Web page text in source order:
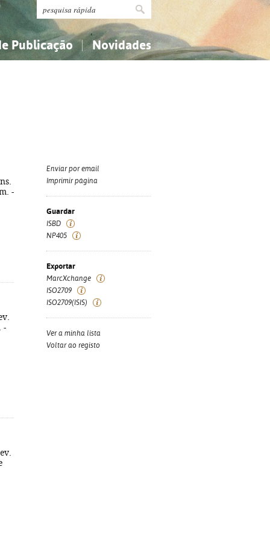
Publicação Novidades
-
-
Enviar por email
Imprimir página
Guardar
ISBD
NP405
Exportar
MarcXchange
ISO2709
ISO2709(ISIS)
Ver a minha lista
Voltar ao registo